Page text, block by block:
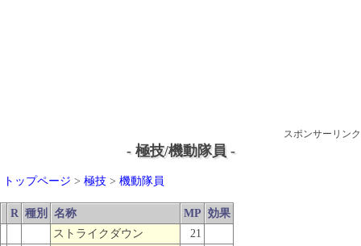
スポンサーリンク
- 極技/機動隊員 -
トップページ > 極技 > 機動隊員
R 種別 名称 MP 効果
ストライクダウン
21